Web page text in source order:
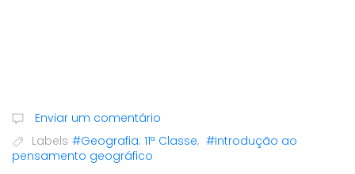
Enviar um comentário
Labels #Geografia: 11ª Classe, #Introdução ao
pensamento geográfico